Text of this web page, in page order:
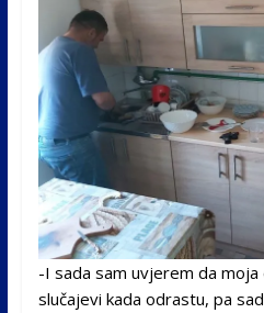
-I sada sam uvjerem da moja
slučajevi kada odrastu, pa